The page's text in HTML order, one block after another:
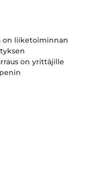
on liiketoiminnan
on yrittäjille